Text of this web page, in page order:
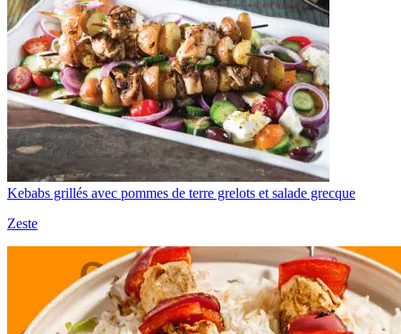
Kebabs grillés avec pommes de terre grelots et salade grecque
Zeste